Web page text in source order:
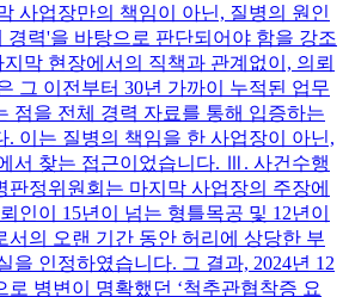
사업장만의 책임이 아닌, 질병의 원인
경력'을 바탕으로 판단되어야 함을 강조
막 현장에서의 직책과 관계없이, 의뢰
그 이전부터 30년 가까이 누적된 업무
점을 전체 경력 자료를 통해 입증하는
. 이는 질병의 책임을 한 사업장이 아닌,
서 찾는 접근이었습니다. Ⅲ. 사건수행
판정위원회는 마지막 사업장의 주장에
인이 15년이 넘는 형틀목공 및 12년이
서의 오랜 기간 동안 허리에 상당한 부
을 인정하였습니다. 그 결과, 2024년 12
로 병변이 명확했던 ‘척추관협착증 요